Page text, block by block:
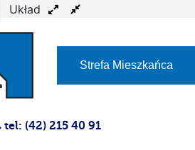
Układ
Strefa Mieszkańca
tel: (42) 215 40 91